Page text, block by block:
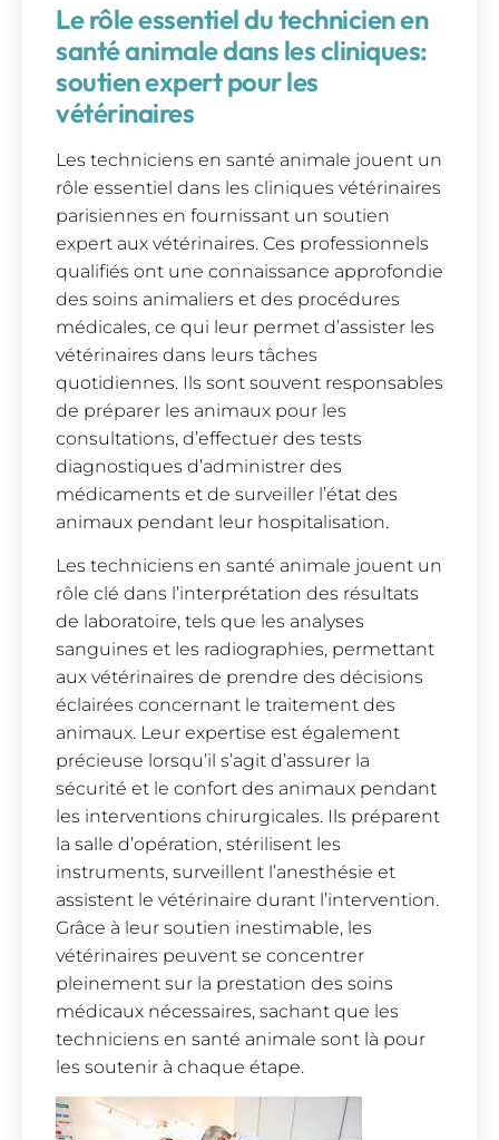
Le rôle essentiel du technicien en
santé animale dans les cliniques:
soutien expert pour les
vétérinaires
Les techniciens en santé animale jouent un
rôle essentiel dans les cliniques vétérinaires
parisiennes en fournissant un soutien
expert aux vétérinaires. Ces professionnels
qualifiés ont une connaissance approfondie
des soins animaliers et des procédures
médicales, ce qui leur permet d’assister les
vétérinaires dans leurs tâches
quotidiennes. Ils sont souvent responsables
de préparer les animaux pour les
consultations, d’effectuer des tests
diagnostiques d’administrer des
médicaments et de surveiller l’état des
animaux pendant leur hospitalisation.
Les techniciens en santé animale jouent un
rôle clé dans l’interprétation des résultats
de laboratoire, tels que les analyses
sanguines et les radiographies, permettant
aux vétérinaires de prendre des décisions
éclairées concernant le traitement des
animaux. Leur expertise est également
précieuse lorsqu’il s’agit d’assurer la
sécurité et le confort des animaux pendant
les interventions chirurgicales. Ils préparent
la salle d’opération, stérilisent les
instruments, surveillent l’anesthésie et
assistent le vétérinaire durant l’intervention.
Grâce à leur soutien inestimable, les
vétérinaires peuvent se concentrer
pleinement sur la prestation des soins
médicaux nécessaires, sachant que les
techniciens en santé animale sont là pour
les soutenir à chaque étape.